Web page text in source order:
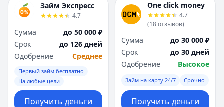
Займ Экспресс
4.7
Сумма
до 50 000 ₽
Срок
до 126 дней
Одобрение
Среднее
Первый займ бесплатно
На любые цели
Получить деньги
One click money
4.7
(18отзывов)
Сумма
до 30 000 ₽
Срок
до 30 дней
Одобрение
Высокое
Займ на карту 24/7 Срочно
Получить деньги